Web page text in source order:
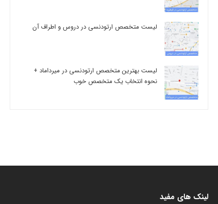
لیست متخصص ارتودنسی در دروس و اطراف آن
لیست بهترین متخصص ارتودنسی در میرداماد +
نحوه انتخاب یک متخصص خوب
لینک های مفید